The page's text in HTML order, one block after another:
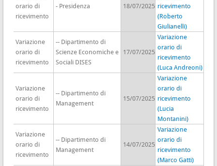
orario di
ricevimento
- Presidenza 18/07/2025 ricevimento
(Roberto
Giulianelli)
Variazione
orario di
ricevimento
-- Dipartimento di
Scienze Economiche e
Sociali DISES
17/07/2025
Variazione
orario di
ricevimento
(Luca Andreoni)
Variazione
orario di
ricevimento
-- Dipartimento di
Management
15/07/2025
Variazione
orario di
ricevimento
(Lucia
Montanini)
Variazione
orario di
ricevimento
-- Dipartimento di
Management
14/07/2025
Variazione
orario di
ricevimento
(Marco Gatti)